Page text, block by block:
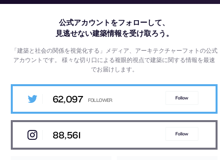
公式アカウントをフォローして、
見逃せない建築情報を受け取ろう。
「建築と社会の関係を視覚化する」メディア、アーキテクチャーフォトの公式
アカウントです。様々な切り口による複眼的視点で建築に関する情報を最速
でお届けします。
62,097 Follow
88,561 Follow